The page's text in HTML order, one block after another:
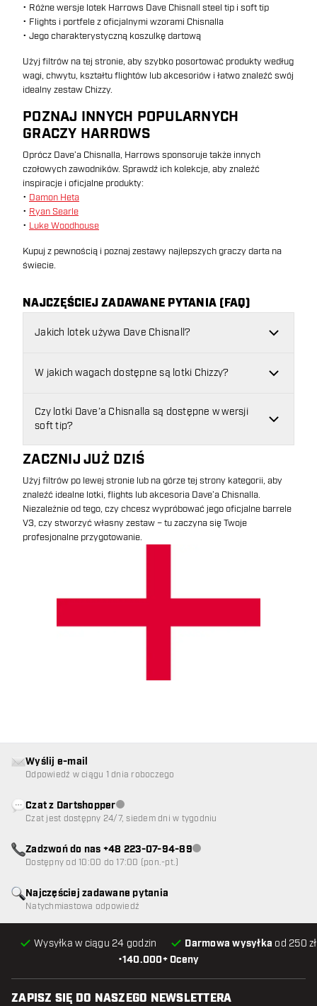
• Różne wersje lotek Harrows Dave Chisnall steel tip i soft tip
• Flights i portfele z oficjalnymi wzorami Chisnalla
• Jego charakterystyczną koszulkę dartową
Użyj filtrów na tej stronie, aby szybko posortować produkty według
wagi, chwytu, kształtu flightów lub akcesoriów i łatwo znaleźć swój
idealny zestaw Chizzy.
POZNAJ INNYCH POPULARNYCH
GRACZY HARROWS
Oprócz Dave’a Chisnalla, Harrows sponsoruje także innych
czołowych zawodników. Sprawdź ich kolekcje, aby znaleźć
inspiracje i oficjalne produkty:
• Damon Heta
• Ryan Searle
• Luke Woodhouse
Kupuj z pewnością i poznaj zestawy najlepszych graczy darta na
świecie.
NAJCZĘŚCIEJ ZADAWANE PYTANIA (FAQ)
Jakich lotek używa Dave Chisnall?
W jakich wagach dostępne są lotki Chizzy?
Czy lotki Dave’a Chisnalla są dostępne w wersji
soft tip?
ZACZNIJ JUŻ DZIŚ
Użyj filtrów po lewej stronie lub na górze tej strony kategorii, aby
znaleźć idealne lotki, flights lub akcesoria Dave’a Chisnalla.
Niezależnie od tego, czy chcesz wypróbować jego oficjalne barrele
V3, czy stworzyć własny zestaw – tu zaczyna się Twoje
profesjonalne przygotowanie.
•140.000+ Oceny
Wysyłka w ciągu 24 godzin Darmowa wysyłka od 250
Najczęściej zadawane pytania
Natychmiastowa odpowiedź
Wyślij e-mail
Odpowiedź w ciągu 1 dnia roboczego
Czat z DartshopperObsługa klienta niedostępna
Czat jest dostępny 24/7, siedem dni w tygodniu
Zadzwoń do nas +48 223-07-94-89Obsługa klienta niedostępna
Dostępny od 10:00 do 17:00 (pon.-pt.)
ZAPISZ SIĘ DO NASZEGO NEWSLETTERA